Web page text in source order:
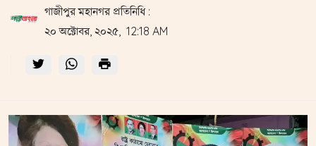
গাজীপুর মহানগর প্রতিনিধি :
২০ অক্টোবর, ২০২৫, 12:18 AM